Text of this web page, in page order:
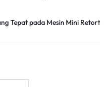
Tepat pada Mesin Mini Retort